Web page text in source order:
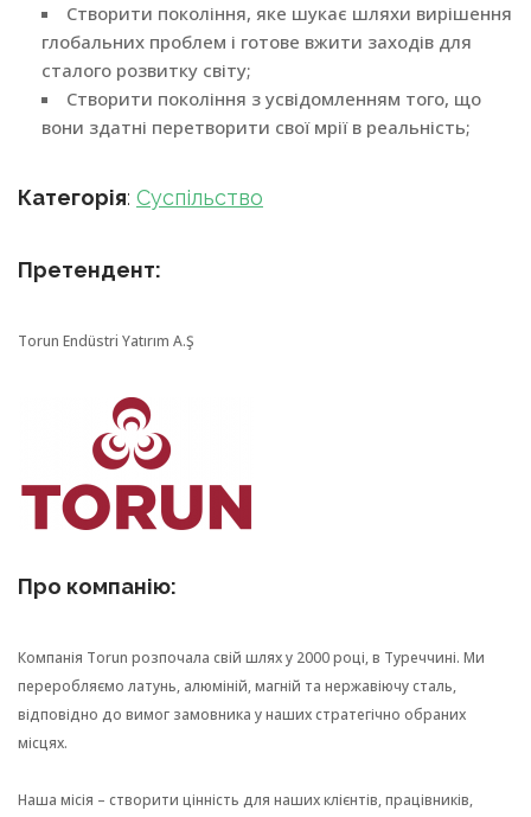
Створити покоління, яке шукає шляхи вирішення
глобальних проблем і готове вжити заходів для
сталого розвитку світу;
Створити покоління з усвідомленням того, що
вони здатні перетворити свої мрії в реальність;
Категорія: Суспільство
Претендент:
Torun Endüstri Yatırım A.Ş
Про компанію:
Компанія Torun розпочала свій шлях у 2000 році, в Туреччині. Ми
переробляємо латунь, алюміній, магній та нержавіючу сталь,
відповідно до вимог замовника у наших стратегічно обраних
місцях.
Наша місія – створити цінність для наших клієнтів, працівників,